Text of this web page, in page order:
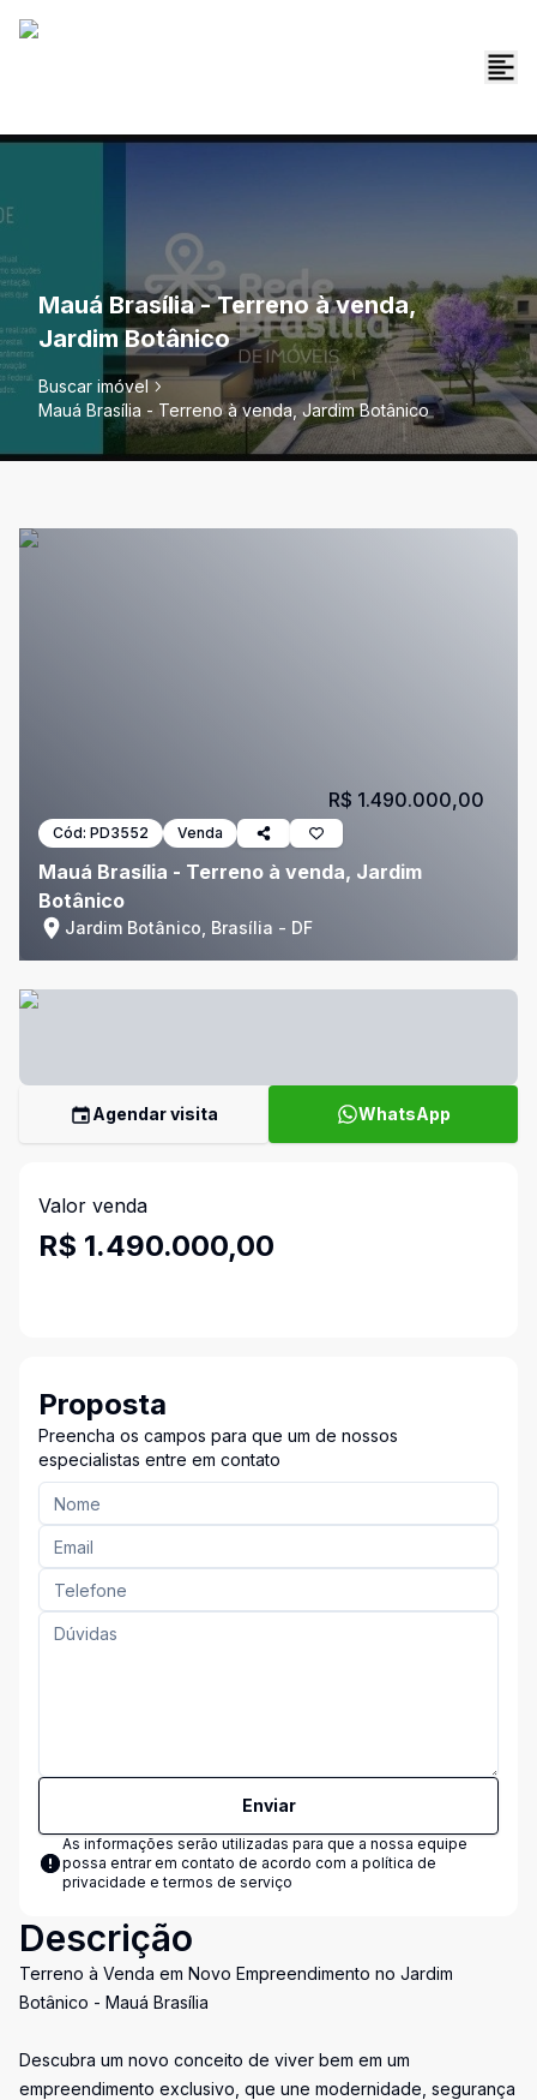
Mauá Brasília - Terreno à venda,
Jardim Botânico
Buscar imóvel
Mauá Brasília - Terreno à venda, Jardim Botânico
Cód: PD3552 Venda
Mauá Brasília - Terreno à venda, Jardim
Botânico
Jardim Botânico, Brasília - DF
R$ 1.490.000,00
Agendar visita WhatsApp
Valor venda
R$ 1.490.000,00
Proposta
Preencha os campos para que um de nossos
especialistas entre em contato
Enviar
As informações serão utilizadas para que a nossa equipe
possa entrar em contato de acordo com a política de
privacidade e termos de serviço
Descrição
Terreno à Venda em Novo Empreendimento no Jardim
Botânico - Mauá Brasília
Descubra um novo conceito de viver bem em um
empreendimento exclusivo, que une modernidade, segurança